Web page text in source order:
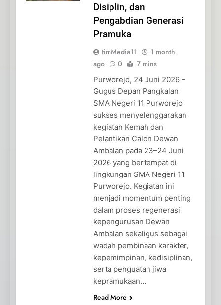
Disiplin, dan
Pengabdian Generasi
Pramuka
timMedia11
1 month
ago
0 7 mins
Purworejo, 24 Juni 2026 –
Gugus Depan Pangkalan
SMA Negeri 11 Purworejo
sukses menyelenggarakan
kegiatan Kemah dan
Pelantikan Calon Dewan
Ambalan pada 23–24 Juni
2026 yang bertempat di
lingkungan SMA Negeri 11
Purworejo. Kegiatan ini
menjadi momentum penting
dalam proses regenerasi
kepengurusan Dewan
Ambalan sekaligus sebagai
wadah pembinaan karakter,
kepemimpinan, kedisiplinan,
serta penguatan jiwa
kepramukaan…
Read More